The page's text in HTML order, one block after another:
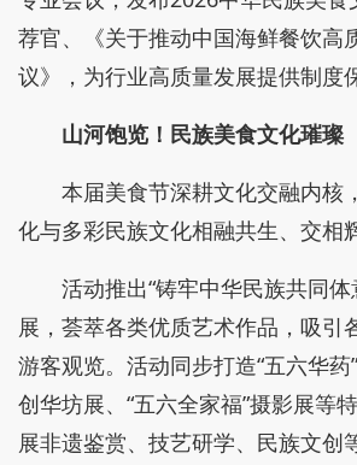
荐官、《关于推动中国海鲜餐饮高
议》，为行业高质量发展提供制度
山河饱览！民族美食文化璀璨
本届美食节深耕文化交融内核
化与多彩民族文化相融共生、交相
活动推出“铸牢中华民族共同
展，荟萃各类优质艺术作品，吸引
游客观览。活动同步打造“五六华
创华坊展、“五六全家福”摄影展等
展非遗鉴赏、技艺研学、民族文创